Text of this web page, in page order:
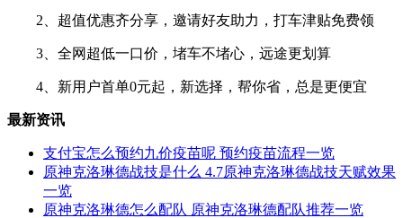
2、超值优惠齐分享，邀请好友助力，打车津贴免费领
3、全网超低一口价，堵车不堵心，远途更划算
4、新用户首单0元起，新选择，帮你省，总是更便宜
最新资讯
支付宝怎么预约九价疫苗呢 预约疫苗流程一览
原神克洛琳德战技是什么 4.7原神克洛琳德战技天赋效果
一览
原神克洛琳德怎么配队 原神克洛琳德配队推荐一览